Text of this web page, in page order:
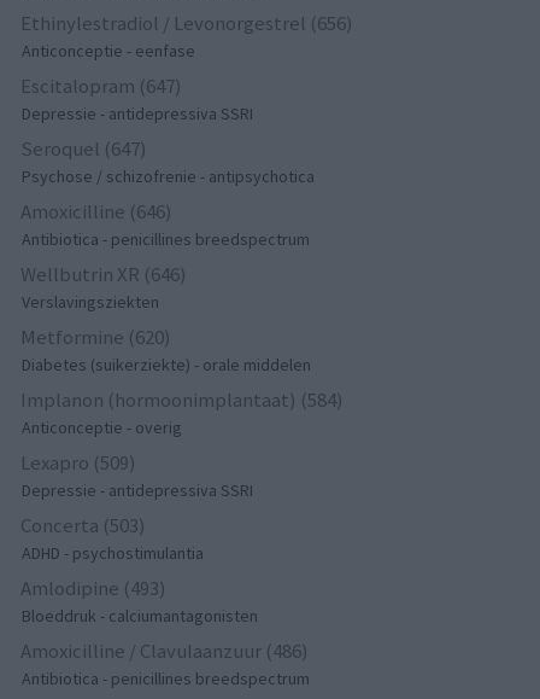
Ethinylestradiol / Levonorgestrel (656)
Anticonceptie - eenfase
Escitalopram (647)
Depressie - antidepressiva SSRI
Seroquel (647)
Psychose / schizofrenie - antipsychotica
Amoxicilline (646)
Antibiotica - penicillines breedspectrum
Wellbutrin XR (646)
Verslavingsziekten
Metformine (620)
Diabetes (suikerziekte) - orale middelen
Implanon (hormoonimplantaat) (584)
Anticonceptie - overig
Lexapro (509)
Depressie - antidepressiva SSRI
Concerta (503)
ADHD - psychostimulantia
Amlodipine (493)
Bloeddruk - calciumantagonisten
Amoxicilline / Clavulaanzuur (486)
Antibiotica - penicillines breedspectrum